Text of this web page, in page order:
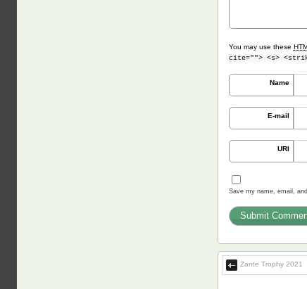
You may use these
cite=""> <s>
Name
E-mail
URI
Save my name, email,
Zante Trophy 2021